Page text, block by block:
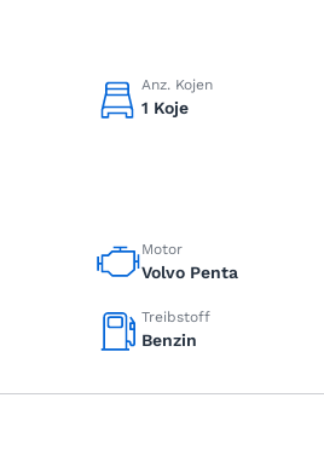
Anz. Kojen
1 Koje
Motor
Volvo Penta
Treibstoff
Benzin